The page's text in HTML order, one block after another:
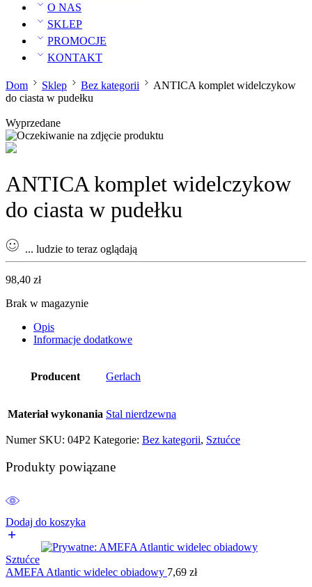
O NAS
SKLEP
PROMOCJE
KONTAKT
Dom Sklep Bez kategorii
ANTICA komplet widelczykow
do ciasta w pudełku
Wyprzedane
ANTICA komplet widelczykow
do ciasta w pudełku
... ludzie to teraz oglądają
98,40 zł
Brak w magazynie
Opis
Informacje dodatkowe
Producent Gerlach
Materiał wykonania Stal nierdzewna
Numer SKU: 04P2 Kategorie: Bez kategorii, Sztućce
Produkty powiązane
Dodaj do koszyka
Sztućce
AMEFA Atlantic widelec obiadowy 7,69 zł